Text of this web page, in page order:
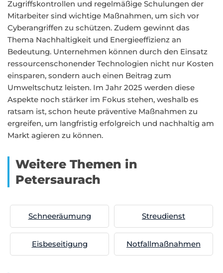
Zugriffskontrollen und regelmäßige Schulungen der
Mitarbeiter sind wichtige Maßnahmen, um sich vor
Cyberangriffen zu schützen. Zudem gewinnt das
Thema Nachhaltigkeit und Energieeffizienz an
Bedeutung. Unternehmen können durch den Einsatz
ressourcenschonender Technologien nicht nur Kosten
einsparen, sondern auch einen Beitrag zum
Umweltschutz leisten. Im Jahr 2025 werden diese
Aspekte noch stärker im Fokus stehen, weshalb es
ratsam ist, schon heute präventive Maßnahmen zu
ergreifen, um langfristig erfolgreich und nachhaltig am
Markt agieren zu können.
Weitere Themen in
Petersaurach
Schneeräumung Streudienst
Eisbeseitigung Notfallmaßnahmen